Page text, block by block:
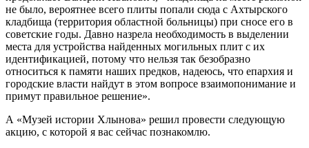
не было, вероятнее всего плиты попали сюда с Ахтырского
кладбища (территория областной больницы) при сносе его в
советские годы. Давно назрела необходимость в выделении
места для устройства найденных могильных плит с их
идентификацией, потому что нельзя так безобразно
относиться к памяти наших предков, надеюсь, что епархия и
городские власти найдут в этом вопросе взаимопонимание и
примут правильное решение».
А «Музей истории Хлынова» решил провести следующую
акцию, с которой я вас сейчас познакомлю.